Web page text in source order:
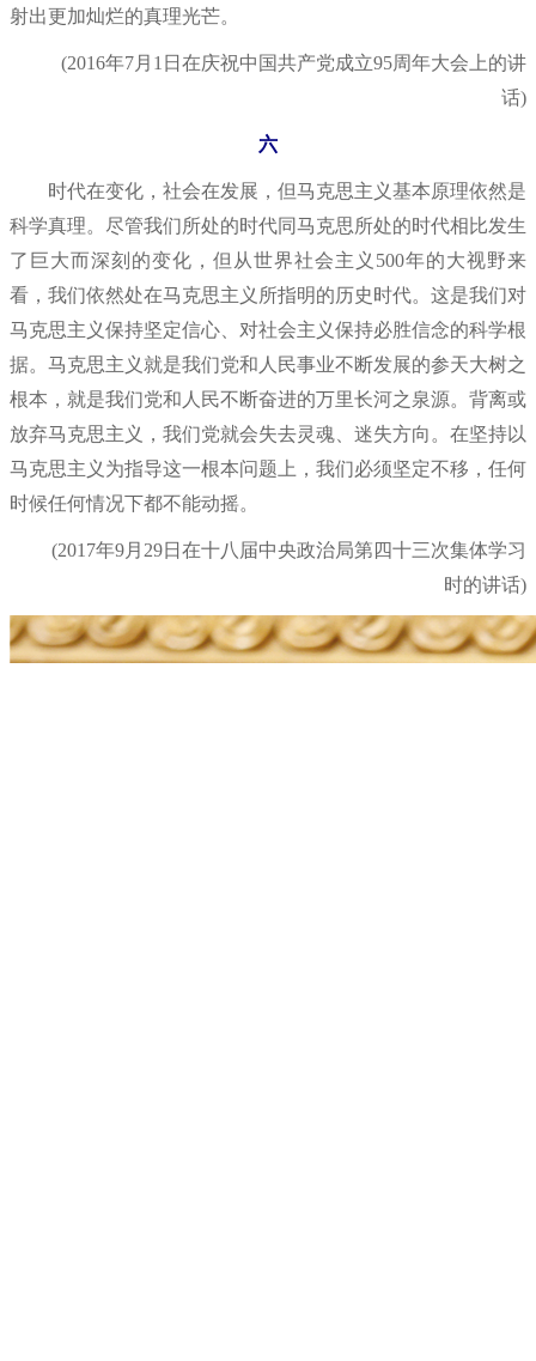
射出更加灿烂的真理光芒。
(2016年7月1日在庆祝中国共产党成立95周年大会上的讲
话)
六
时代在变化，社会在发展，但马克思主义基本原理依然是
科学真理。尽管我们所处的时代同马克思所处的时代相比发生
了巨大而深刻的变化，但从世界社会主义500年的大视野来
看，我们依然处在马克思主义所指明的历史时代。这是我们对
马克思主义保持坚定信心、对社会主义保持必胜信念的科学根
据。马克思主义就是我们党和人民事业不断发展的参天大树之
根本，就是我们党和人民不断奋进的万里长河之泉源。背离或
放弃马克思主义，我们党就会失去灵魂、迷失方向。在坚持以
马克思主义为指导这一根本问题上，我们必须坚定不移，任何
时候任何情况下都不能动摇。
(2017年9月29日在十八届中央政治局第四十三次集体学习
时的讲话)